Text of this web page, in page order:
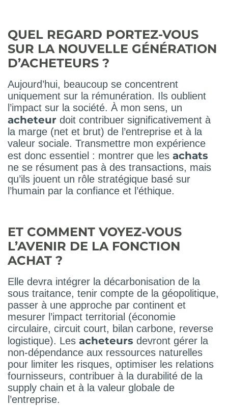
QUEL REGARD PORTEZ-VOUS
SUR LA NOUVELLE GÉNÉRATION
D’ACHETEURS ?
Aujourd’hui, beaucoup se concentrent
uniquement sur la rémunération. Ils oublient
l’impact sur la société. À mon sens, un
acheteur doit contribuer significativement à
la marge (net et brut) de l’entreprise et à la
valeur sociale. Transmettre mon expérience
est donc essentiel : montrer que les achats
ne se résument pas à des transactions, mais
qu’ils jouent un rôle stratégique basé sur
l’humain par la confiance et l’éthique.
ET COMMENT VOYEZ-VOUS
L’AVENIR DE LA FONCTION
ACHAT ?
Elle devra intégrer la décarbonisation de la
sous traitance, tenir compte de la géopolitique,
passer à une approche par continent et
mesurer l’impact territorial (économie
circulaire, circuit court, bilan carbone, reverse
logistique). Les acheteurs devront gérer la
non-dépendance aux ressources naturelles
pour limiter les risques, optimiser les relations
fournisseurs, contribuer à la durabilité de la
supply chain et à la valeur globale de
l’entreprise.